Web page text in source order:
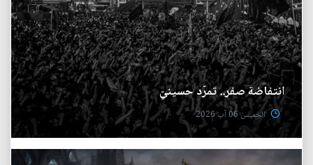
انتفاضة صفر.. تمرّد حسينيّ
الخميس 06 آب 2026